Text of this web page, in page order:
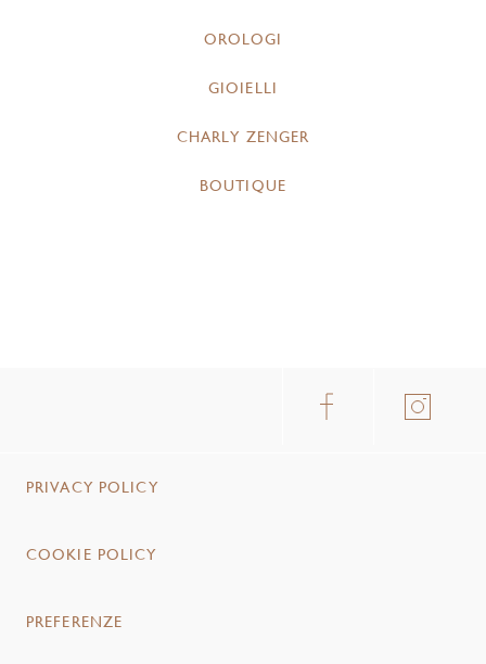
OROLOGI
GIOIELLI
CHARLY ZENGER
BOUTIQUE
PRIVACY POLICY
COOKIE POLICY
PREFERENZE